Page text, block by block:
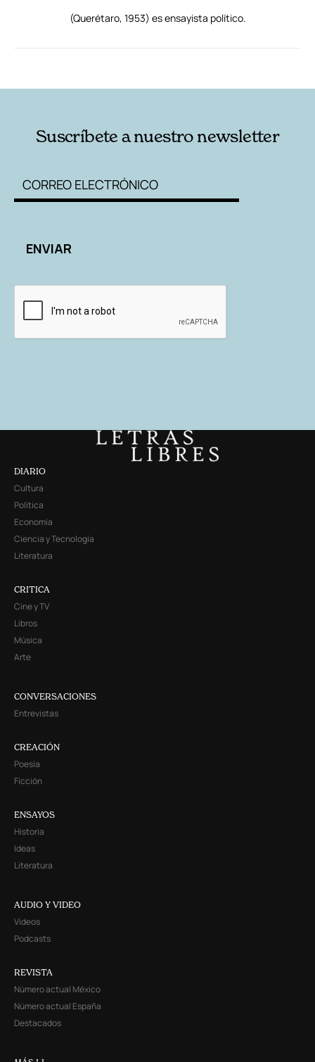
(Querétaro, 1953) es ensayista político.
Suscríbete a nuestro newsletter
DIARIO
Cultura
Política
Economía
Ciencia y Tecnología
Literatura
CRITICA
Cine y TV
Libros
Música
Arte
CONVERSACIONES
Entrevistas
CREACIÓN
Poesía
Ficción
ENSAYOS
Historia
Ideas
Literatura
AUDIO Y VIDEO
Videos
Podcasts
REVISTA
Número actual México
Número actual España
Destacados